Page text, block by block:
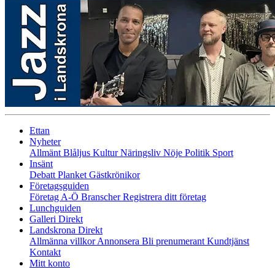
Ettan
Nyheter
Allmänt Blåljus KulturNäringsliv Nöje Politik Sport
Insänt
Debatt Planket Gästkrönikor
Företagsguiden
Företag A-Ö BranscherRegistrera ditt företag
Lunchguiden
Galleri Direkt
Landskrona Direkt
Allmänna villkorAnnonsera Bli prenumerant Kundtjänst
Kontakt
Mitt konto